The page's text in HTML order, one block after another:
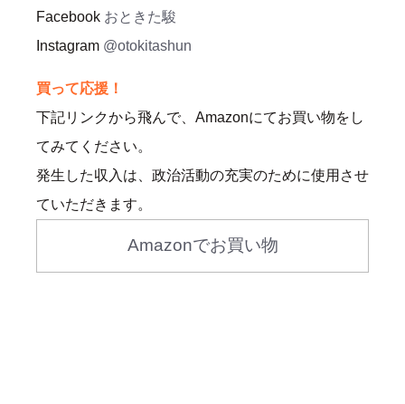
Facebook おときた駿
Instagram @otokitashun
買って応援！
下記リンクから飛んで、Amazonにてお買い物をし
てみてください。
発生した収入は、政治活動の充実のために使用させ
ていただきます。
Amazonでお買い物